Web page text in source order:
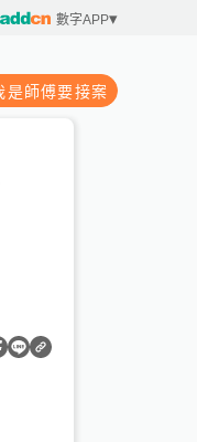
數字APP
是師傅要接案